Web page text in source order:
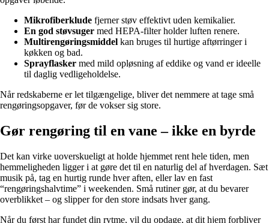
Mikrofiberklude fjerner støv effektivt uden kemikalier.
En god støvsuger med HEPA-filter holder luften renere.
Multirengøringsmiddel kan bruges til hurtige aftørringer i
køkken og bad.
Sprayflasker med mild opløsning af eddike og vand er ideelle
til daglig vedligeholdelse.
Når redskaberne er let tilgængelige, bliver det nemmere at tage små
rengøringsopgaver, før de vokser sig store.
Gør rengøring til en vane – ikke en byrde
Det kan virke uoverskueligt at holde hjemmet rent hele tiden, men
hemmeligheden ligger i at gøre det til en naturlig del af hverdagen. Sæt
musik på, tag en hurtig runde hver aften, eller lav en fast
“rengøringshalvtime” i weekenden. Små rutiner gør, at du bevarer
overblikket – og slipper for den store indsats hver gang.
Når du først har fundet din rytme, vil du opdage, at dit hjem forbliver